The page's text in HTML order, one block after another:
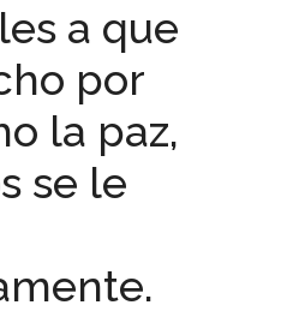
a que
por
la paz,
se le